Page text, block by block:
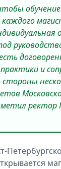
каждого
и
ректор